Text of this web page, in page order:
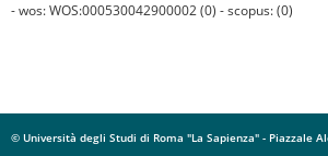
- wos: WOS:000530042900002 (0) - scopus: (0)
© Università degli Studi di Roma "La Sapienza" - Piazzale